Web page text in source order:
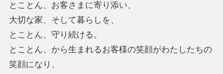
とことん、お客さまに寄り添い、
大切な家、そして暮らしを、
とことん、守り続ける。
とことん、から生まれるお客様の笑顔がわたしたちの
笑顔になり、